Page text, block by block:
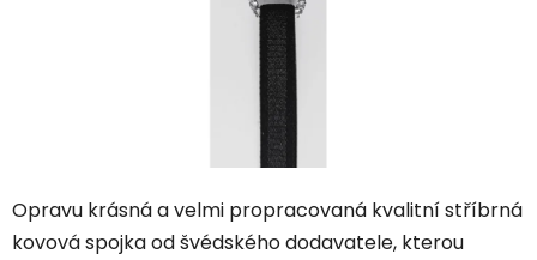
Opravu krásná a velmi propracovaná kvalitní stříbrná
kovová spojka od švédského dodavatele, kterou